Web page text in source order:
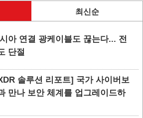
최신순
아 연결 광케이블도 끊는다... 전
단절
솔루션 리포트] 국가 사이버보
만나 보안 체계를 업그레이드하